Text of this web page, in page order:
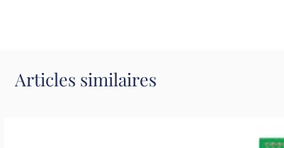
Articles similaires